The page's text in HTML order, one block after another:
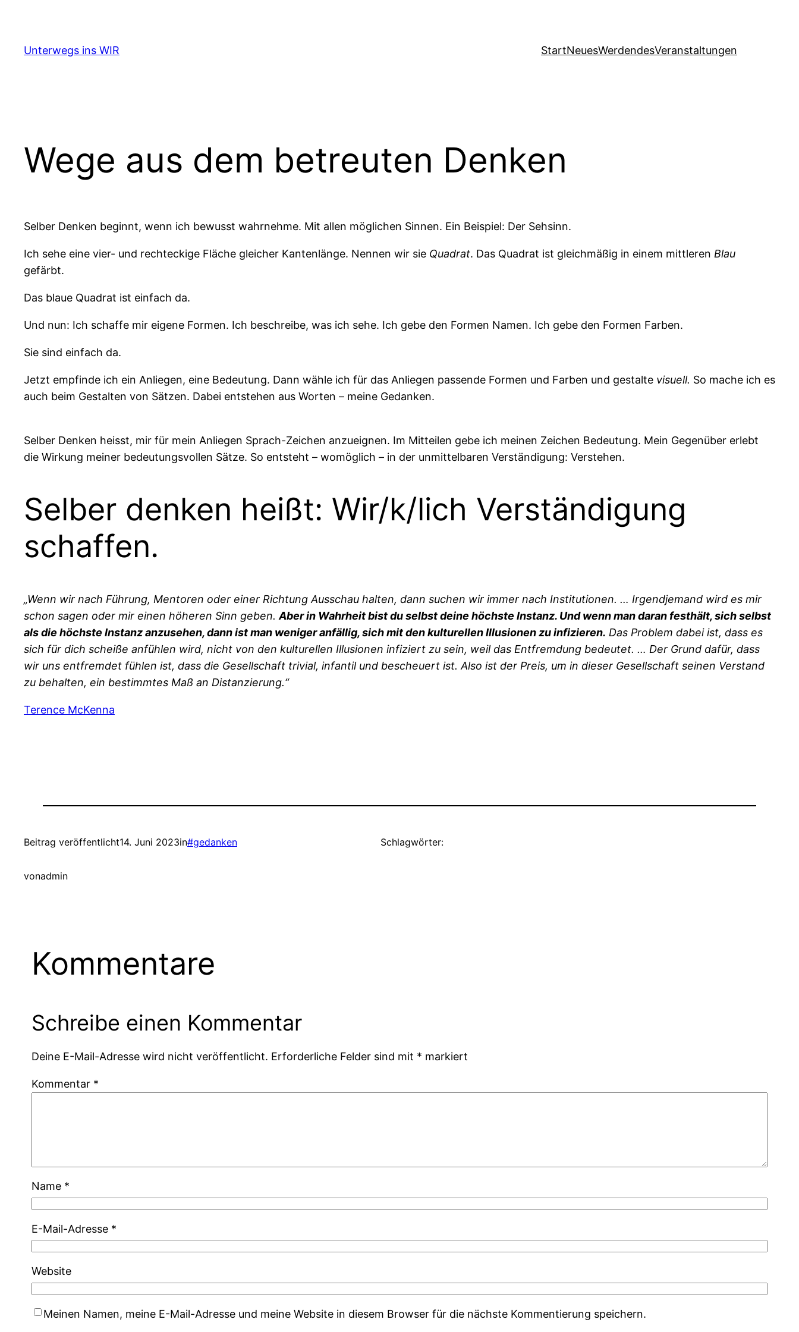
springen
Unterwegs ins WIR StartNeuesWerdendesVeranstaltungen
Wege aus dem betreuten Denken
Selber Denken beginnt, wenn ich bewusst wahrnehme. Mit allen möglichen Sinnen. Ein Beispiel: Der Sehsinn.
Ich sehe eine vier- und rechteckige Fläche gleicher Kantenlänge. Nennen wir sie Quadrat. Das Quadrat ist gleichmäßig in einem mittleren Blau
gefärbt.
Das blaue Quadrat ist einfach da.
Und nun: Ich schaffe mir eigene Formen. Ich beschreibe, was ich sehe. Ich gebe den Formen Namen. Ich gebe den Formen Farben.
Sie sind einfach da.
Jetzt empfinde ich ein Anliegen, eine Bedeutung. Dann wähle ich für das Anliegen passende Formen und Farben und gestalte visuell. So mache ich es
auch beim Gestalten von Sätzen. Dabei entstehen aus Worten – meine Gedanken.
Selber Denken heisst, mir für mein Anliegen Sprach-Zeichen anzueignen. Im Mitteilen gebe ich meinen Zeichen Bedeutung. Mein Gegenüber erlebt
die Wirkung meiner bedeutungsvollen Sätze. So entsteht – womöglich – in der unmittelbaren Verständigung: Verstehen.
Selber denken heißt: Wir/k/lich Verständigung
schaffen.
„Wenn wir nach Führung, Mentoren oder einer Richtung Ausschau halten, dann suchen wir immer nach Institutionen. … Irgendjemand wird es mir
schon sagen oder mir einen höheren Sinn geben. Aber in Wahrheit bist du selbst deine höchste Instanz. Und wenn man daran festhält, sich selbst
als die höchste Instanz anzusehen, dann ist man weniger anfällig, sich mit den kulturellen Illusionen zu infizieren. Das Problem dabei ist, dass es
sich für dich scheiße anfühlen wird, nicht von den kulturellen Illusionen infiziert zu sein, weil das Entfremdung bedeutet. … Der Grund dafür, dass
wir uns entfremdet fühlen ist, dass die Gesellschaft trivial, infantil und bescheuert ist. Also ist der Preis, um in dieser Gesellschaft seinen Verstand
zu behalten, ein bestimmtes Maß an Distanzierung.“
Terence McKenna
Beitrag veröffentlicht14. Juni 2023in#gedanken
vonadmin
Schlagwörter:
Kommentare
Schreibe einen Kommentar
Deine E-Mail-Adresse wird nicht veröffentlicht. Erforderliche Felder sind mit * markiert
Kommentar *
Name *
E-Mail-Adresse *
Website
Meinen Namen, meine E-Mail-Adresse und meine Website in diesem Browser für die nächste Kommentierung speichern.